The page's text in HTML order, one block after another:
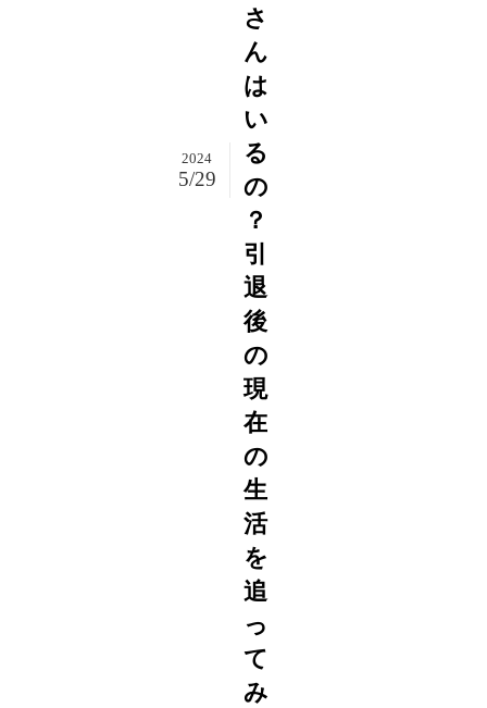
さ
ん
は
い
る
の
？
引
退
後
の
現
在
の
生
活
を
追
っ
て
み
2024
5/29